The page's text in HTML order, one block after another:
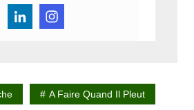
A Faire Quand Il Pleut